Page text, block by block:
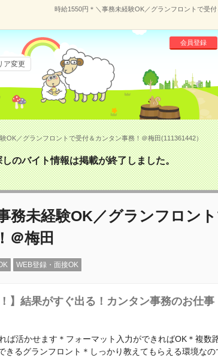
時給1550円＊＼事務未経験OK／グランフロントで受
会員登録
ア変更
OK／グランフロントで受付＆カンタン事務！＠梅田(111361442）
しのバイト情報は掲載が終了しました。
務未経験OK／グランフロン
＠梅田
WEB登録・面接OK
】結果がすぐ出る！カンタン事務のお仕事
ば活かせます＊フォーマット入力ができればOK＊複数
きるグランフロント＊しっかり教えてもらえる環境なの